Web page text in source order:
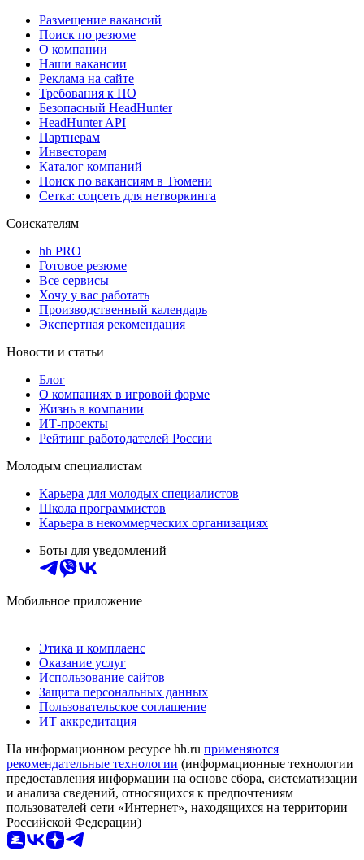
Размещение вакансий
Поиск по резюме
О компании
Наши вакансии
Реклама на сайте
Требования к ПО
Безопасный HeadHunter
HeadHunter API
Партнерам
Инвесторам
Каталог компаний
Поиск по вакансиям в Тюмени
Сетка: соцсеть для нетворкинга
Соискателям
hh PRO
Готовое резюме
Все сервисы
Хочу у вас работать
Производственный календарь
Экспертная рекомендация
Новости и статьи
Блог
О компаниях в игровой форме
Жизнь в компании
ИТ-проекты
Рейтинг работодателей России
Молодым специалистам
Карьера для молодых специалистов
Школа программистов
Карьера в некоммерческих организациях
Боты для уведомлений
Мобильное приложение
Этика и комплаенс
Оказание услуг
Использование сайтов
Защита персональных данных
Пользовательское соглашение
ИТ аккредитация
На информационном ресурсе hh.ru применяются
рекомендательные технологии (информационные технологии
предоставления информации на основе сбора, систематизации
и анализа сведений, относящихся к предпочтениям
пользователей сети «Интернет», находящихся на территории
Российской Федерации)